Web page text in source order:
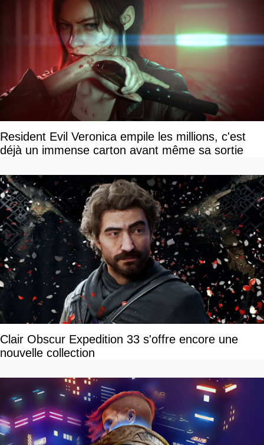
Resident Evil Veronica empile les millions, c'est
déjà un immense carton avant même sa sortie
Clair Obscur Expedition 33 s'offre encore une
nouvelle collection